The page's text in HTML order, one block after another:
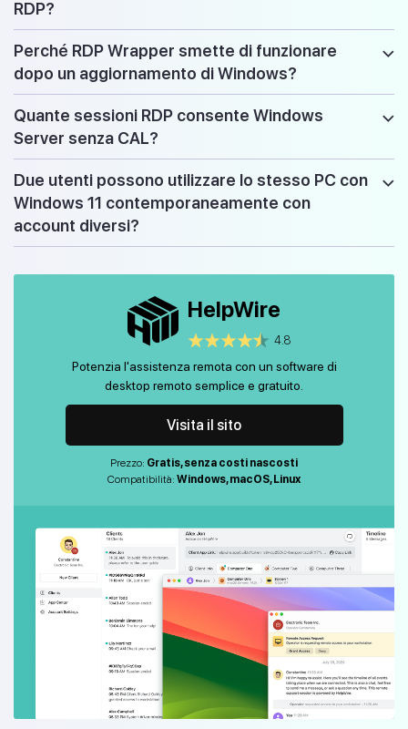
RDP?
Perché RDP Wrapper smette di funzionare
dopo un aggiornamento di Windows?
Quante sessioni RDP consente Windows
Server senza CAL?
Due utenti possono utilizzare lo stesso PC con
Windows 11 contemporaneamente con
account diversi?
HelpWire
4.8
Potenzia l'assistenza remota con un software di
desktop remoto semplice e gratuito.
Visita il sito
Prezzo: Gratis, senza costi nascosti
Compatibilità: Windows, macOS, Linux